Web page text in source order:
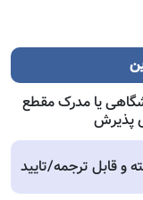
یا مدرک مقطع
پذیرش
و قابل ترجمه/تایید